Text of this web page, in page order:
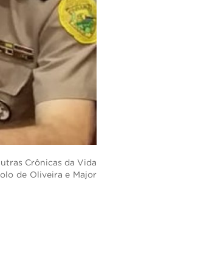
EDITAIS E
DOCUMENTOS -
ELEIÇÃO
ASSOFEPAR 25-
27
Crônicas da Vida
de Oliveira e Major